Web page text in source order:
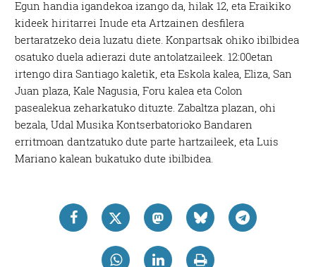
Egun handia igandekoa izango da, hilak 12, eta Eraikiko
kideek hiritarrei Inude eta Artzainen desfilera
bertaratzeko deia luzatu diete. Konpartsak ohiko ibilbidea
osatuko duela adierazi dute antolatzaileek. 12:00etan
irtengo dira Santiago kaletik, eta Eskola kalea, Eliza, San
Juan plaza, Kale Nagusia, Foru kalea eta Colon
pasealekua zeharkatuko dituzte. Zabaltza plazan, ohi
bezala, Udal Musika Kontserbatorioko Bandaren
erritmoan dantzatuko dute parte hartzaileek, eta Luis
Mariano kalean bukatuko dute ibilbidea.